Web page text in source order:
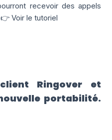
recevoir des appels
Voir le tutoriel
Ringover et
portabilité.